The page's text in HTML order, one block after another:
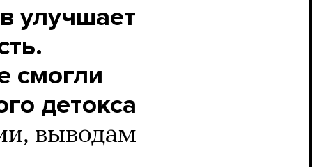
улучшает
смогли
детокса
выводам